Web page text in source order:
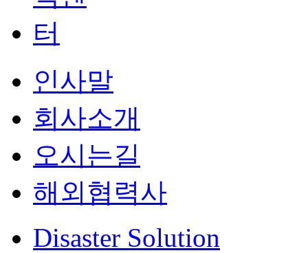
인사말
회사소개
오시는길
해외협력사
Disaster Solution